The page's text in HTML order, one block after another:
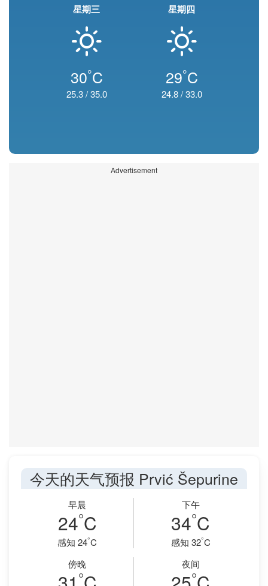
星期三
30°C
25.3/35.0
星期四
29°C
24.8/33.0
Advertisement
今天的天气预报 Prvić Šepurine
早晨
24°C
感知 24°C
下午
34°C
感知 32°C
傍晚
°
夜间
°